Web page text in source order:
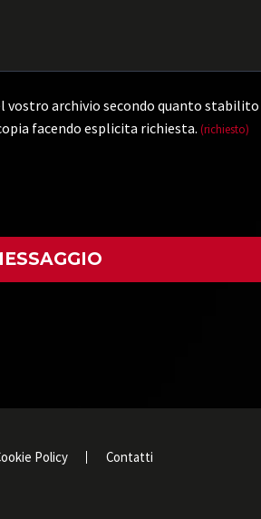
archivio secondo quanto
facendo esplicita richiesta. (richiesto)
Policy Contatti